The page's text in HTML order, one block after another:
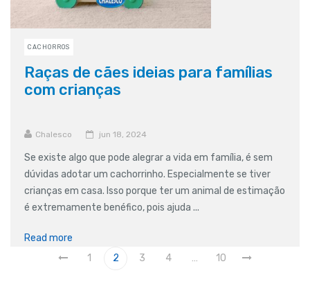
CACHORROS
Raças de cães ideias para famílias
com crianças
Chalesco jun 18, 2024
Se existe algo que pode alegrar a vida em família, é sem
dúvidas adotar um cachorrinho. Especialmente se tiver
crianças em casa. Isso porque ter um animal de estimação
é extremamente benéfico, pois ajuda ...
Read more
1
2 3 4 … 10